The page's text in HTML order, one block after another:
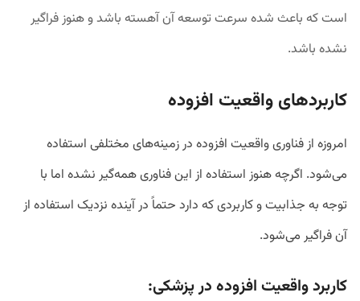
است که باعث شده سرعت توسعه آن آهسته باشد و هنوز فراگیر
نشده باشد.
کاربردهای واقعیت افزوده
امروزه از فناوری واقعیت افزوده در زمینه‌های مختلفی استفاده
می‌شود. اگرچه هنوز استفاده از این فناوری همه‌گیر نشده اما با
توجه به جذابیت و کاربردی که دارد حتماً در آینده‌ نزدیک استفاده از
آن فراگیر می‌شود.
کاربرد واقعیت افزوده در پزشکی: